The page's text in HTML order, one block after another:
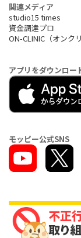
関連メディア
studio15 times
資金調達プロ
ON-CLINIC（オンク
アプリをダウンロー
モッピー公式SNS